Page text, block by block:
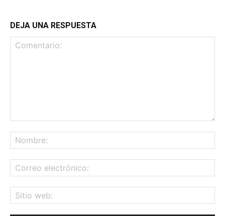
DEJA UNA RESPUESTA